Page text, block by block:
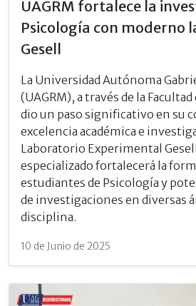
UAGRM fortalece la
Psicología con moderno
Gesell
La Universidad Autónoma
(UAGRM), a través de la
dio un paso significativo en su
excelencia académica e
Laboratorio Experimental
especializado fortalecerá la
estudiantes de Psicología y
de investigaciones en diversas
disciplina.
10 de Junio de 2025